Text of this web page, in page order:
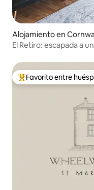
Alojamiento en
El Retiro: escapada a
Favorito entre
Favorito entre